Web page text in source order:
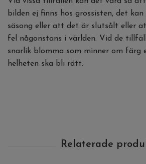
bilden ej finns hos grossisten, det
säsong eller att det är slutsålt eller
fel någonstans i världen. Vid de
snarlik blomma som minner om färg
helheten ska bli rätt.